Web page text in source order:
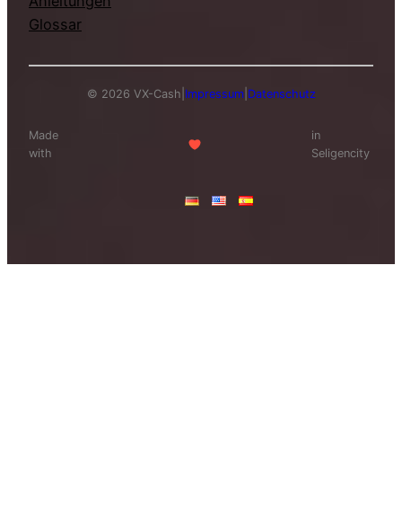
Glossar
© 2026 VX-Cash Impressum| Datenschutz
Made
with
in
Seligencity